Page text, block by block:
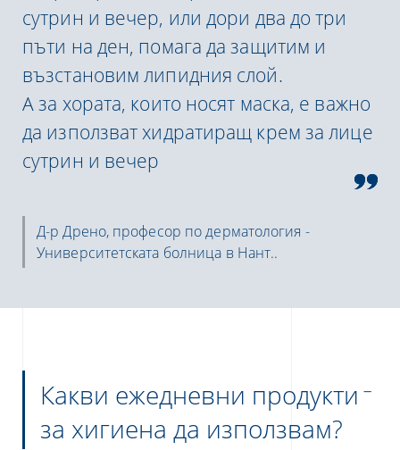
сутрин и вечер, или дори два до три
пъти на ден, помага да защитим и
възстановим липидния слой.
А за хората, които носят маска, е важно
да използват хидратиращ крем за лице
сутрин и вечер
Д-р Дрено, професор по дерматология -
Университетската болница в Нант..
Какви ежедневни продукти
за хигиена да използвам?